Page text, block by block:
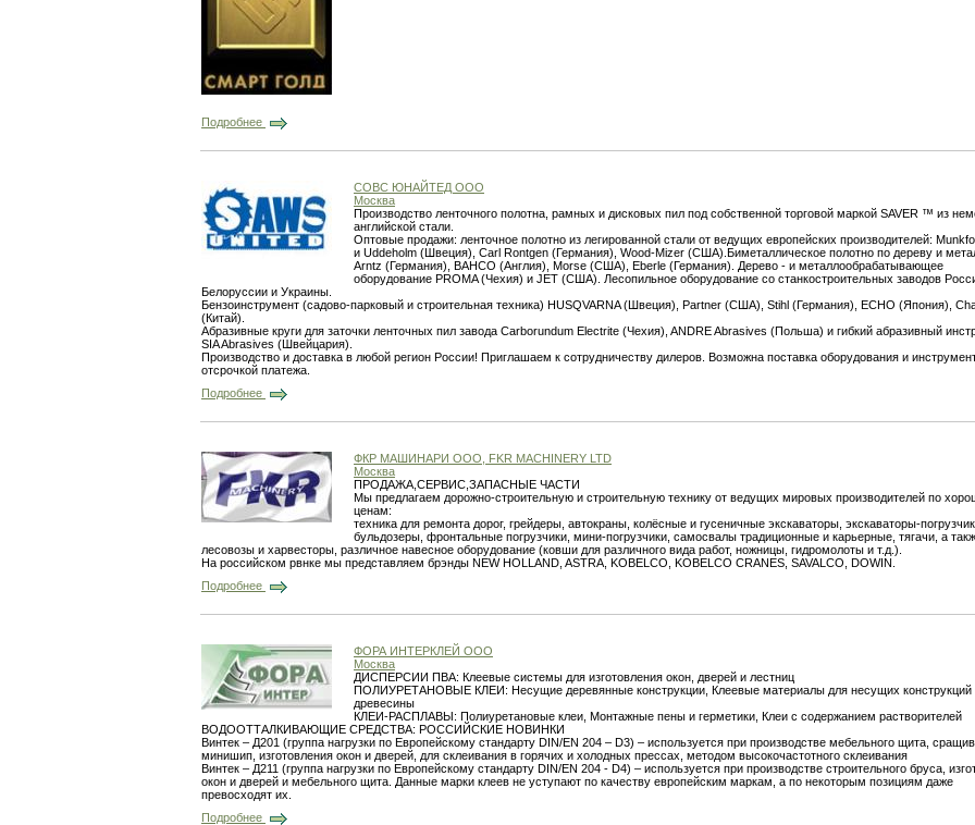
Подробнее
СОВС ЮНАЙТЕД ООО
Москва
Производство ленточного полотна, рамных и дисковых пил под собственной торговой маркой SAVER ™ из
английской стали.
Оптовые продажи: ленточное полотно из легированной стали от ведущих европейских производителей:
и Uddeholm (Швеция), Carl Rontgen (Германия), Wood-Mizer (США).Биметаллическое полотно по дереву и
Arntz (Германия), BAHCO (Англия), Morse (США), Eberle (Германия). Дерево - и металлообрабатывающее
оборудование PROMA (Чехия) и JET (США). Лесопильное оборудование со станкостроительных заводов
Белоруссии и Украины.
Бензоинструмент (садово-парковый и строительная техника) HUSQVARNA (Швеция), Partner (США), Stihl (Германия), ECHO (Япония),
(Китай).
Абразивные круги для заточки ленточных пил завода Carborundum Electrite (Чехия), ANDRE Abrasives (Польша) и гибкий абразивный
SIA Abrasives (Швейцария).
Производство и доставка в любой регион России! Приглашаем к сотрудничеству дилеров. Возможна поставка оборудования и
отсрочкой платежа.
Подробнее
ФКР МАШИНАРИ ООО, FKR MACHINERY LTD
Москва
ПРОДАЖА,СЕРВИС,ЗАПАСНЫЕ ЧАСТИ
Мы предлагаем дорожно-строительную и строительную технику от ведущих мировых производителей по
ценам:
техника для ремонта дорог, грейдеры, автокраны, колёсные и гусеничные экскаваторы, экскаваторы-
бульдозеры, фронтальные погрузчики, мини-погрузчики, самосвалы традиционные и карьерные, тягачи, а
лесовозы и харвесторы, различное навесное оборудование (ковши для различного вида работ, ножницы, гидромолоты и т.д.).
На российском рвнке мы представляем брэнды NEW HOLLAND, ASTRA, KOBELCO, KOBELCO CRANES, SAVALCO, DOWIN.
Подробнее
ФОРА ИНТЕРКЛЕЙ ООО
Москва
ДИСПЕРСИИ ПВА: Клеевые системы для изготовления окон, дверей и лестниц
ПОЛИУРЕТАНОВЫЕ КЛЕИ: Несущие деревянные конструкции, Клеевые материалы для несущих конструкций
древесины
КЛЕИ-РАСПЛАВЫ: Полиуретановые клеи, Монтажные пены и герметики, Клеи с содержанием растворителей
ВОДООТТАЛКИВАЮЩИЕ СРЕДСТВА: РОССИЙСКИЕ НОВИНКИ
Винтек – Д201 (группа нагрузки по Европейскому стандарту DIN/EN 204 – D3) – используется при производстве мебельного щита,
минишип, изготовления окон и дверей, для склеивания в горячих и холодных прессах, методом высокочастотного склеивания
Винтек – Д211 (группа нагрузки по Европейскому стандарту DIN/EN 204 - D4) – используется при производстве строительного бруса,
окон и дверей и мебельного щита. Данные марки клеев не уступают по качеству европейским маркам, а по некоторым позициям даже
превосходят их.
Подробнее